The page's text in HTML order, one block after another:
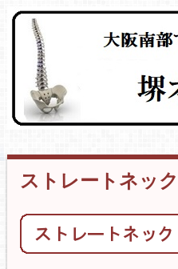
ストレートネッ